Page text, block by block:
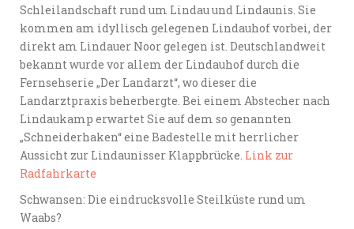
Schleilandschaft rund um Lindau und Lindaunis. Sie
kommen am idyllisch gelegenen Lindauhof vorbei, der
direkt am Lindauer Noor gelegen ist. Deutschlandweit
bekannt wurde vor allem der Lindauhof durch die
Fernsehserie „Der Landarzt“, wo dieser die
Landarztpraxis beherbergte. Bei einem Abstecher nach
Lindaukamp erwartet Sie auf dem so genannten
„Schneiderhaken“ eine Badestelle mit herrlicher
Aussicht zur Lindaunisser Klappbrücke. Link zur
Radfahrkarte
Schwansen: Die eindrucksvolle Steilküste rund um
Waabs?